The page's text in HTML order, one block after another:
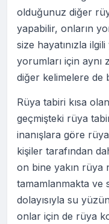
olduğunuz diğer
yapabilir, onların
size hayatınızla
yorumları için aynı
diğer kelimelere de
Rüya tabiri kısa
geçmişteki rüya
inanışlara göre
kişiler tarafından
on bine yakın rüya
tamamlanmakta ve
dolayısıyla su
onlar için de rüya